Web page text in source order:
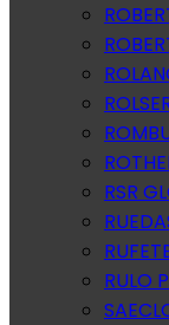
RSR
RULO